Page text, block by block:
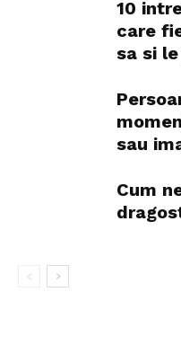
10
care
sa si
sau
Cum